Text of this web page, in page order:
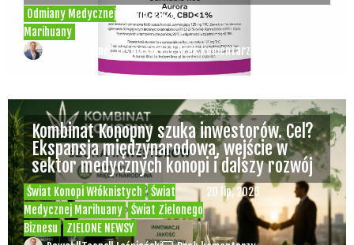
Odmiany Medycznej
Marihuany
20 lip, 2026
Paweł "Teone" Leśniański Brak komentarzy
Świat Konopi Włóknistych
Świat
Medycznej Marihuany
Świat Zielonego
Biznesu
ZIELONE NEWSY
20 lip, 2026
Kombinat Konopny szuka inwestorów. Cel?
Ekspansja międzynarodowa, wejście w
sektor medycznych konopi i dalszy rozwój